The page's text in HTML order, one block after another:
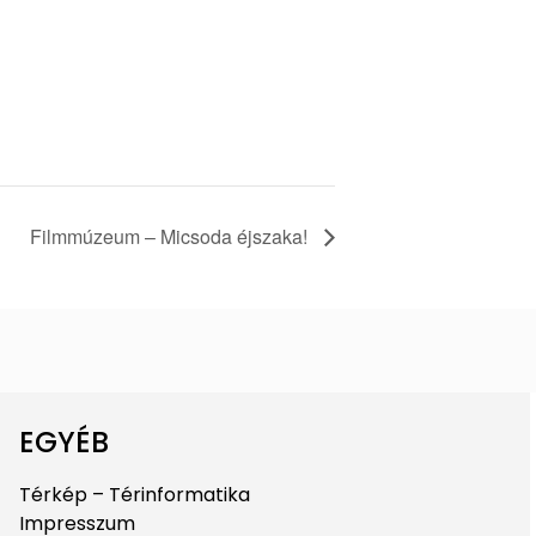
Filmmúzeum – Micsoda éjszaka!
EGYÉB
Térkép – Térinformatika
Impresszum